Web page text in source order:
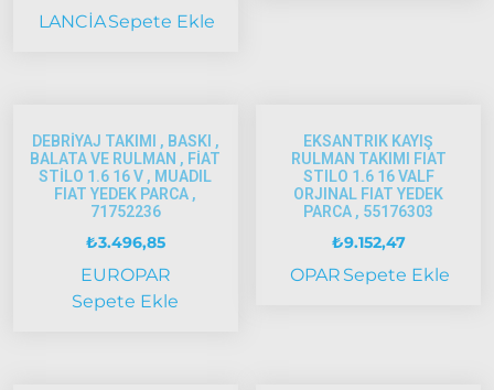
Doblo
2000 –
2005
Modeller
Doblo
2006 –
2012
LANCİASepete Ekle
DEBRİYAJ TAKIMI , BASKI ,
BALATA VE RULMAN , FİAT
STİLO 1.6 16 V , MUADIL
FIAT YEDEK PARCA ,
71752236
₺3.496,85
EUROPAR
Sepete Ekle
EKSANTRIK KAYIŞ
RULMAN TAKIMI FIAT
STILO 1.6 16 VALF
ORJINAL FIAT YEDEK
PARCA , 55176303
₺9.152,47
OPAR Sepete Ekle